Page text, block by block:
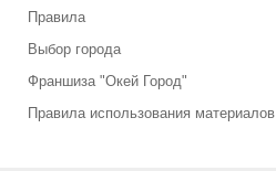
Правила
Выбор города
Франшиза "Окей Город"
Правила использования материалов